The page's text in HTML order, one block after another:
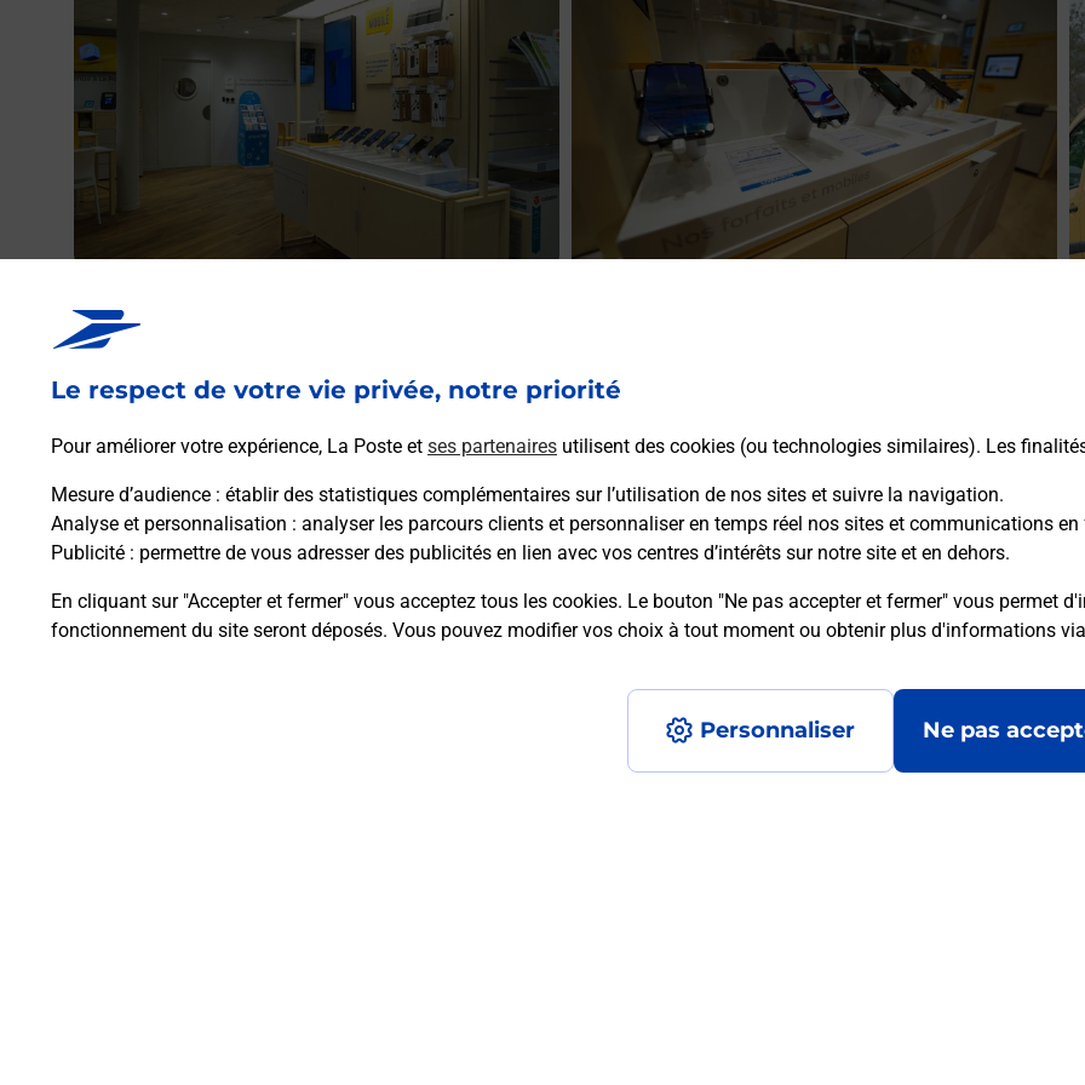
Le respect de votre vie privée, notre priorité
Pour améliorer votre expérience, La Poste et ses partenaires utilisent des cookies (ou technologies similaires). Les
Mesure d’audience : établir des statistiques complémentaires sur l’utilisation de nos sites et suivre la navigation.
Analyse et personnalisation : analyser les parcours clients et personnaliser en temps réel nos sites et communications
Publicité : permettre de vous adresser des publicités en lien avec vos centres d’intérêts sur notre site et en dehors.
En cliquant sur "Accepter et fermer" vous acceptez tous les cookies. Le bouton "Ne pas accepter et fermer" vous permet
fonctionnement du site seront déposés. Vous pouvez modifier vos choix à tout moment ou obtenir plus d'informations via
Personnaliser Ne pas
Vous recherchez un smartphone pas cher proche de chez
vous ? Découvrez notre offre de téléphones iPhone Apple
dans vos bureaux de Poste à GIGEAN (34770) !
vous ? Découvrez notre offre de téléphones mobiles
!
En savoir plus
Questions fréquemment posées